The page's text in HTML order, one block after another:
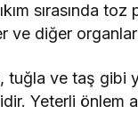
sırasında
ve diğer
tuğla ve taş gibi
Yeterli önlem